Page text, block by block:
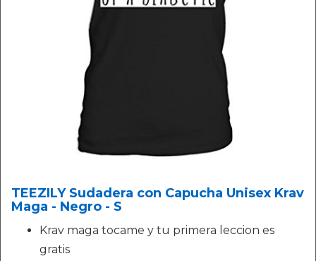
TEEZILY Sudadera con Capucha Unisex Krav
Maga - Negro - S
Krav maga tocame y tu primera leccion es
gratis